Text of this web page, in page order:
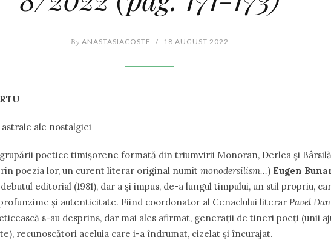
By ANASTASIACOSTE / 18 AUGUST 2022
ale nostalgiei
poetice timișorene formată din triumvirii Monoran, Derlea și
poezia lor, un curent literar original numit monodersilism…) Eugen
editorial (1981), dar a și impus, de-a lungul timpului, un stil propriu,
și autenticitate. Fiind coordonator al Cenaclului literar Pavel Dan
s-au desprins, dar mai ales afirmat, generații de tineri poeți (unii
recunoscători aceluia care i-a îndrumat, cizelat și încurajat.